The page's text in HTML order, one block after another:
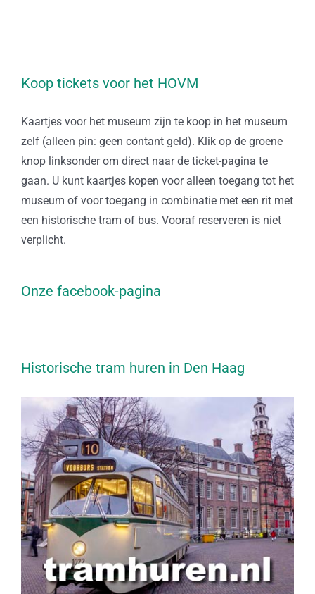
Koop tickets voor het HOVM
Kaartjes voor het museum zijn te koop in het museum
zelf (alleen pin: geen contant geld). Klik op de groene
knop linksonder om direct naar de ticket-pagina te
gaan. U kunt kaartjes kopen voor alleen toegang tot het
museum of voor toegang in combinatie met een rit met
een historische tram of bus. Vooraf reserveren is niet
verplicht.
Onze facebook-pagina
Historische tram huren in Den Haag